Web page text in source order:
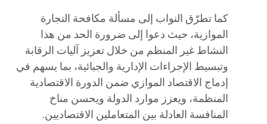
كما تطرّق النواب إلى مسألة مكافحة التجارة
الموازية، حيث دعوا إلى ضرورة الحد من هذا
النشاط غير المنظم من خلال تعزيز آليات الرقابة
وتبسيط الإجراءات الإدارية والجبائية، بما يسهم في
إدماج الاقتصاد الموازي ضمن الدورة الاقتصادية
المنظمة، ويعزز موارد الدولة ويحسن مناخ
المنافسة العادلة بين المتعاملين الاقتصاديين.